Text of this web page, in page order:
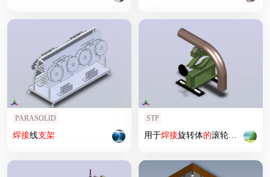
PARASOLID
焊接线支架
STP
用于焊接旋转体的滚轮支架(1)